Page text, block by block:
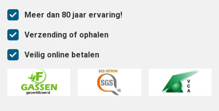
Meer dan 80 jaar ervaring!
Verzending of ophalen
Veilig online betalen